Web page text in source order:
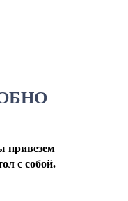
привезем
с собой.